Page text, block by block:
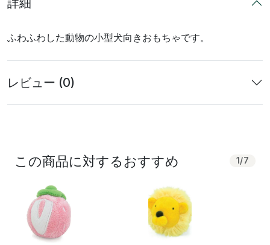
ふわふわした動物の小型犬向きおもちゃです。
レビュー (0)
この商品に対するおすすめ 1 /7